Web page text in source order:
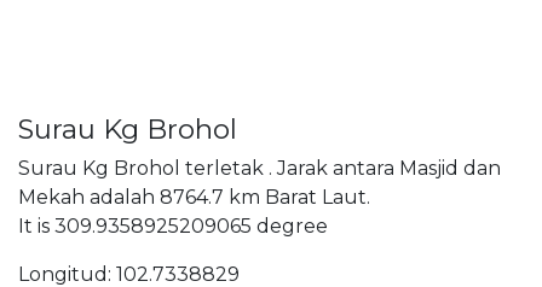
Surau Kg Brohol
Surau Kg Brohol terletak . Jarak antara Masjid dan
Mekah adalah 8764.7 km Barat Laut.
It is 309.9358925209065 degree
Longitud: 102.7338829